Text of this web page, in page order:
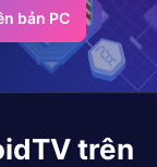
bản PC
trên